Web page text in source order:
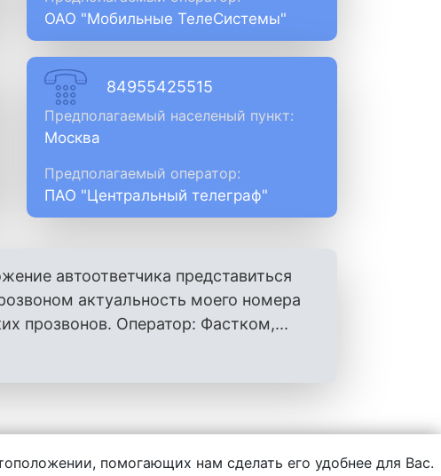
ОАО "Мобильные ТелеСистемы"
84955425515
Предполагаемый населеный пункт:
Москва
Предполагаемый оператор:
ПАО "Центральный телеграф"
автоответчика представиться
актуальность моего номера
прозвонов. Оператор: Фастком,...
информации, написанной пользователями.
помогающих нам сделать его удобнее для Вас.